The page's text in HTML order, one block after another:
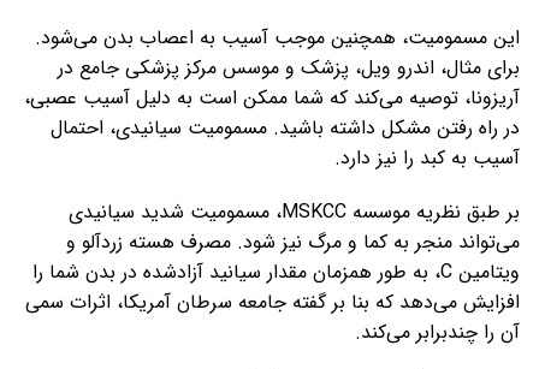
این مسمومیت، همچنین موجب آسیب به اعصاب بدن می‌شود.
برای مثال، اندرو ویل، پزشک و موسس مرکز پزشکی جامع در
آریزونا، توصیه می‌کند که شما ممکن است به دلیل آسیب عصبی،
در راه رفتن مشکل داشته باشید. مسمومیت سیانیدی، احتمال
آسیب به کبد را نیز دارد.
بر طبق نظریه موسسه MSKCC، مسمومیت شدید سیانیدی
می‌تواند منجر به کما و مرگ نیز شود. مصرف هسته زردآلو و
ویتامین C، به طور همزمان مقدار سیانید آزادشده در بدن شما را
افزایش می‌دهد که بنا بر گفته جامعه سرطان آمریکا، اثرات سمی
آن را چندبرابر می‌کند.